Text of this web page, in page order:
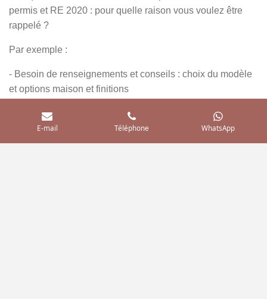
permis et RE 2020 : pour quelle raison vous voulez être
rappelé ?
Par exemple :
- Besoin de renseignements et conseils : choix du modèle
et options maison et finitions
- Besoin de comprendre les adaptations à faire pour la RE
2020 en résidence permanente
E-mail Téléphone WhatsApp